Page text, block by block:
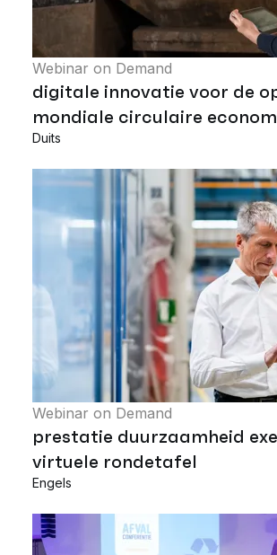
Webinar on Demand
digitale innovatie voor de
mondiale circulaire
Duits
Webinar on Demand
prestatie duurzaamheid
virtuele rondetafel
Engels